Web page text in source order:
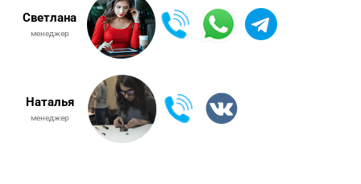
Светлана
менеджер
Наталья
менеджер